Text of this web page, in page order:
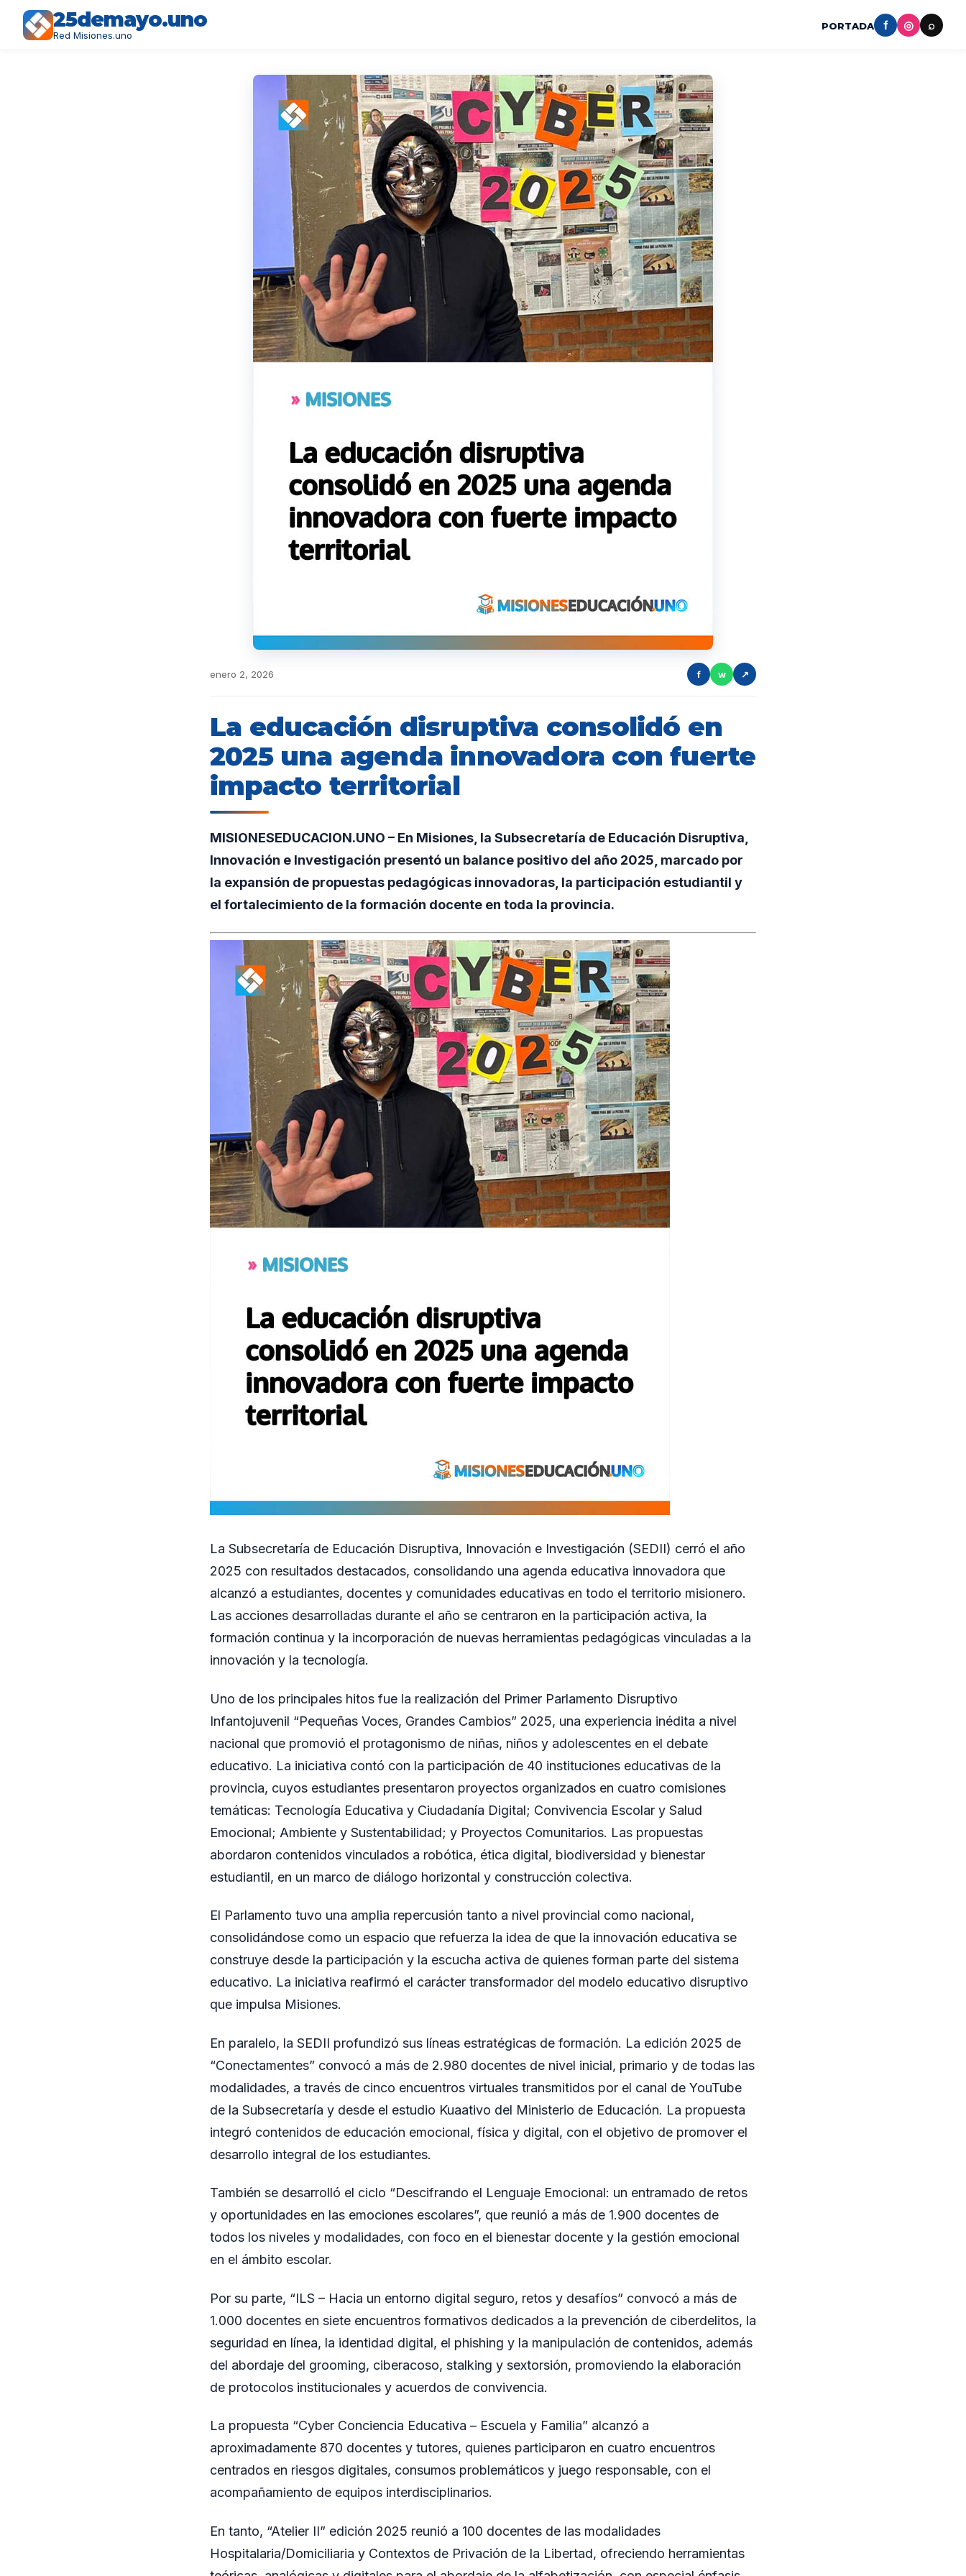
25demayo.uno
Red Misiones.uno
PORTADA f ◎ ⌕
enero 2, 2026 f w ↗
La educación disruptiva consolidó en
2025 una agenda innovadora con fuerte
impacto territorial
MISIONESEDUCACION.UNO – En Misiones, la Subsecretaría de Educación Disruptiva,
Innovación e Investigación presentó un balance positivo del año 2025, marcado por
la expansión de propuestas pedagógicas innovadoras, la participación estudiantil y
el fortalecimiento de la formación docente en toda la provincia.
La Subsecretaría de Educación Disruptiva, Innovación e Investigación (SEDII) cerró el año
2025 con resultados destacados, consolidando una agenda educativa innovadora que
alcanzó a estudiantes, docentes y comunidades educativas en todo el territorio misionero.
Las acciones desarrolladas durante el año se centraron en la participación activa, la
formación continua y la incorporación de nuevas herramientas pedagógicas vinculadas a la
innovación y la tecnología.
Uno de los principales hitos fue la realización del Primer Parlamento Disruptivo
Infantojuvenil “Pequeñas Voces, Grandes Cambios” 2025, una experiencia inédita a nivel
nacional que promovió el protagonismo de niñas, niños y adolescentes en el debate
educativo. La iniciativa contó con la participación de 40 instituciones educativas de la
provincia, cuyos estudiantes presentaron proyectos organizados en cuatro comisiones
temáticas: Tecnología Educativa y Ciudadanía Digital; Convivencia Escolar y Salud
Emocional; Ambiente y Sustentabilidad; y Proyectos Comunitarios. Las propuestas
abordaron contenidos vinculados a robótica, ética digital, biodiversidad y bienestar
estudiantil, en un marco de diálogo horizontal y construcción colectiva.
El Parlamento tuvo una amplia repercusión tanto a nivel provincial como nacional,
consolidándose como un espacio que refuerza la idea de que la innovación educativa se
construye desde la participación y la escucha activa de quienes forman parte del sistema
educativo. La iniciativa reafirmó el carácter transformador del modelo educativo disruptivo
que impulsa Misiones.
En paralelo, la SEDII profundizó sus líneas estratégicas de formación. La edición 2025 de
“Conectamentes” convocó a más de 2.980 docentes de nivel inicial, primario y de todas las
modalidades, a través de cinco encuentros virtuales transmitidos por el canal de YouTube
de la Subsecretaría y desde el estudio Kuaativo del Ministerio de Educación. La propuesta
integró contenidos de educación emocional, física y digital, con el objetivo de promover el
desarrollo integral de los estudiantes.
También se desarrolló el ciclo “Descifrando el Lenguaje Emocional: un entramado de retos
y oportunidades en las emociones escolares”, que reunió a más de 1.900 docentes de
todos los niveles y modalidades, con foco en el bienestar docente y la gestión emocional
en el ámbito escolar.
Por su parte, “ILS – Hacia un entorno digital seguro, retos y desafíos” convocó a más de
1.000 docentes en siete encuentros formativos dedicados a la prevención de ciberdelitos, la
seguridad en línea, la identidad digital, el phishing y la manipulación de contenidos, además
del abordaje del grooming, ciberacoso, stalking y sextorsión, promoviendo la elaboración
de protocolos institucionales y acuerdos de convivencia.
La propuesta “Cyber Conciencia Educativa – Escuela y Familia” alcanzó a
aproximadamente 870 docentes y tutores, quienes participaron en cuatro encuentros
centrados en riesgos digitales, consumos problemáticos y juego responsable, con el
acompañamiento de equipos interdisciplinarios.
En tanto, “Atelier II” edición 2025 reunió a 100 docentes de las modalidades
Hospitalaria/Domiciliaria y Contextos de Privación de la Libertad, ofreciendo herramientas